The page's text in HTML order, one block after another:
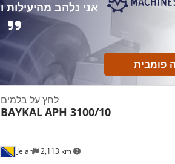
פומבית
Jelah 2,113 km
לחץ על בלמים
BAYKALAPH 3100/10